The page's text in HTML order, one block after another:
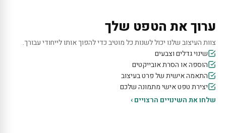
ערוך את הטפט שלך
צוות העיצוב שלנו יכול לשנות כל מוטיב כדי להפוך אותו לייחודי עבורך.
שינוי גדלים וצבעים
הוספה או הסרת אובייקטים
התאמה אישית של פרט בעיצוב
יצירת טפט אישי מתמונה שלכם
שלחו את השינויים הרצויים ›